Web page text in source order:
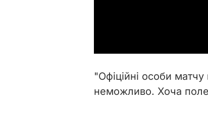
"Офіційні особи
неможливо. Хоча поле